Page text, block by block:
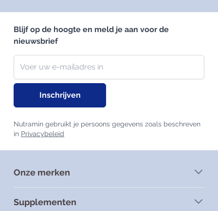
Blijf op de hoogte en meld je aan voor de
nieuwsbrief
Nieuwsbrief
E-mailadres
Inschrijven
Nutramin gebruikt je persoons gegevens zoals beschreven
in Privacybeleid
Onze merken
Supplementen